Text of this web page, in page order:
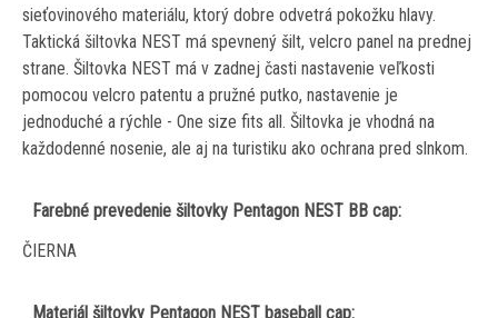
sieťovinového materiálu, ktorý dobre odvetrá pokožku hlavy.
Taktická šiltovka NEST má spevnený šilt, velcro panel na prednej
strane. Šiltovka NEST má v zadnej časti nastavenie veľkosti
pomocou velcro patentu a pružné putko, nastavenie je
jednoduché a rýchle - One size fits all. Šiltovka je vhodná na
každodenné nosenie, ale aj na turistiku ako ochrana pred slnkom.
Farebné prevedenie šiltovky Pentagon NEST BB cap:
ČIERNA
Materiál šiltovky Pentagon NEST baseball cap: